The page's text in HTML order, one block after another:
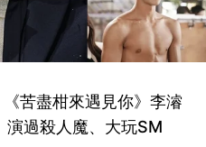
苦盡柑來遇見你》李濬
演過殺人魔、大玩SM